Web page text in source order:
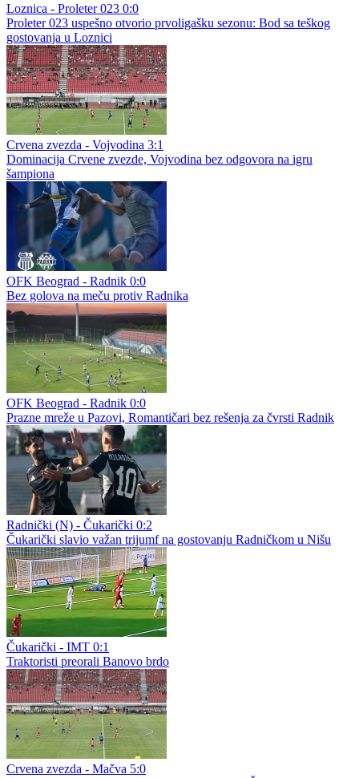
Loznica - Proleter 023 0:0
Proleter 023 uspešno otvorio prvoligašku sezonu: Bod sa teškog
gostovanja u Loznici
Crvena zvezda - Vojvodina 3:1
Dominacija Crvene zvezde, Vojvodina bez odgovora na igru
šampiona
OFK Beograd - Radnik 0:0
Bez golova na meču protiv Radnika
OFK Beograd - Radnik 0:0
Prazne mreže u Pazovi, Romantičari bez rešenja za čvrsti Radnik
Radnički (N) - Čukarički 0:2
Čukarički slavio važan trijumf na gostovanju Radničkom u Nišu
Čukarički - IMT 0:1
Traktoristi preorali Banovo brdo
Crvena zvezda - Mačva 5:0